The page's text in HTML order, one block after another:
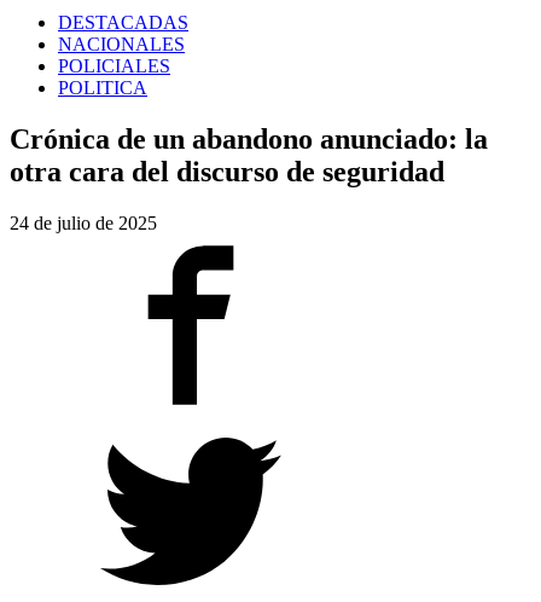
DESTACADAS
NACIONALES
POLICIALES
POLITICA
Crónica de un abandono anunciado: la
otra cara del discurso de seguridad
24 de julio de 2025